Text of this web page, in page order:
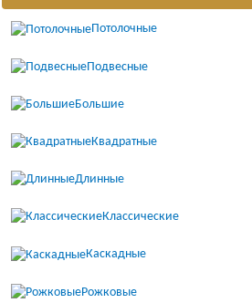
Потолочные
Подвесные
Большие
Квадратные
Длинные
Классические
Каскадные
Рожковые